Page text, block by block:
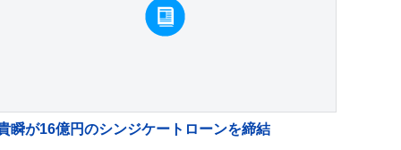
瞬が16億円のシンジケートローンを締結